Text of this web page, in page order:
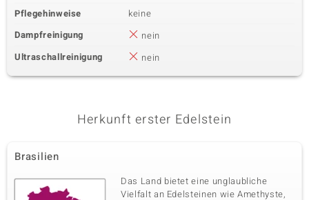
Pflegehinweise
keine
Dampfreinigung
nein
Ultraschallreinigung
nein
Herkunft erster Edelstein
Brasilien
Das Land bietet eine unglaubliche
Vielfalt an Edelsteinen wie Amethyste,